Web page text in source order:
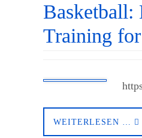
Basketball:
Training
WEITERLESEN …